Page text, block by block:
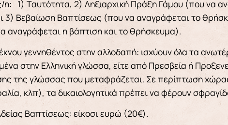
η: 1) Ταυτότητα, 2) Ληξιαρχική Πράξη Γάμου (που να
3) Βεβαίωση Βαπτίσεως (που να αναγράφεται το
αναγράφεται η βάπτιση και το θρήσκευμα).
γεννηθέντος στην αλλοδαπή: ισχύουν όλα τα
στην Ελληνική γλώσσα, είτε από Πρεσβεία ή
της γλώσσας που μεταφράζεται. Σε περίπτωση
κλπ), τα δικαιολογητικά πρέπει να φέρουν
Βαπτίσεως: είκοσι ευρώ (20€).